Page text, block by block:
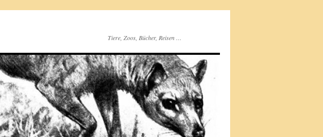
Tiere, Zoos, Bücher, Reisen …